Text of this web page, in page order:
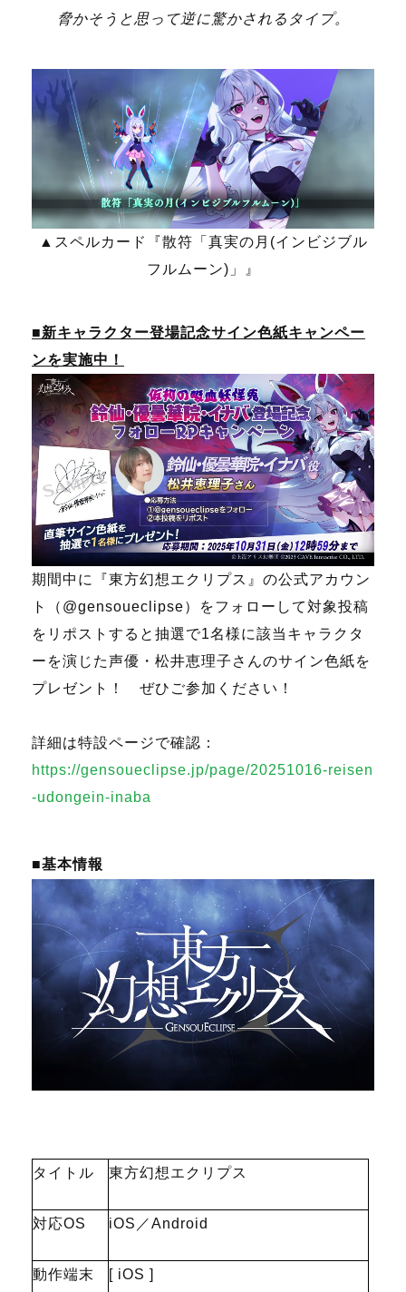
脅かそうと思って逆に驚かされるタイプ。
▲スペルカード『散符「真実の月(インビジブル
フルムーン)」
』
■新キャラクター登場記念サイン色紙キャンペー
ンを実施中 ！
期間中に『東方幻想エクリプス』の公式アカウン
ト（@gensoueclipse）をフォローして対象投稿
をリポストすると抽選で1名様に該当キャラクタ
ーを演じた声優・松井恵理子さんのサイン色紙を
プレゼント！ ぜひご参加ください！
詳細は特設ページで確認：
https://gensoueclipse.jp/page/20251016-reisen
-udongein-inaba
■基本情報
タイトル 東方幻想エクリプス
対応OS iOS／Android
動作端末
[ iOS ]